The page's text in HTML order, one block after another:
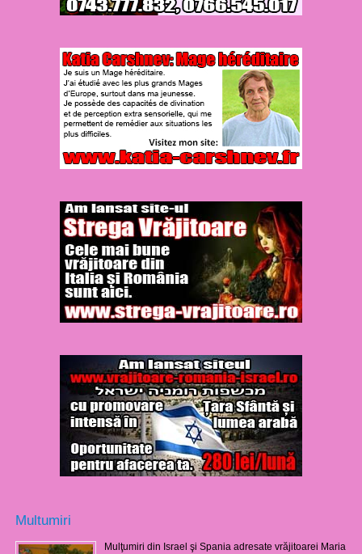
Multumiri
Mulţumiri din Israel şi Spania adresate vrăjitoarei Maria